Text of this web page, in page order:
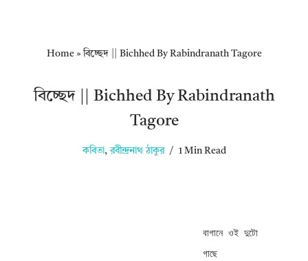
Home»বিচ্ছেদ || Bichhed By Rabindranath Tagore
বিচ্ছেদ || Bichhed By Rabindranath
Tagore
কবিতা, রবীন্দ্রনাথ ঠাকুর 1 Min Read
বাগানে ওই দুটো
গাছে